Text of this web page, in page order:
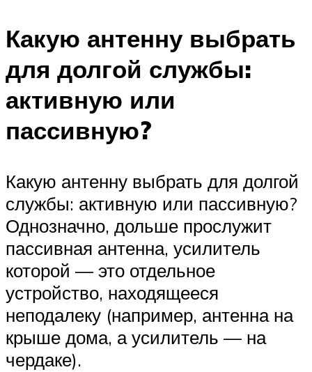
Какую антенну выбрать
для долгой службы:
активную или
пассивную?
Какую антенну выбрать для долгой
службы: активную или пассивную?
Однозначно, дольше прослужит
пассивная антенна, усилитель
которой — это отдельное
устройство, находящееся
неподалеку (например, антенна на
крыше дома, а усилитель — на
чердаке).